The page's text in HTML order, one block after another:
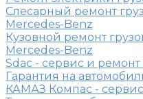
Слесарный ремонт
Mercedes-Benz
Кузовной ремонт
Mercedes-Benz
Sdac - сервис и
Гарантия на
КАМАЗ Компас -